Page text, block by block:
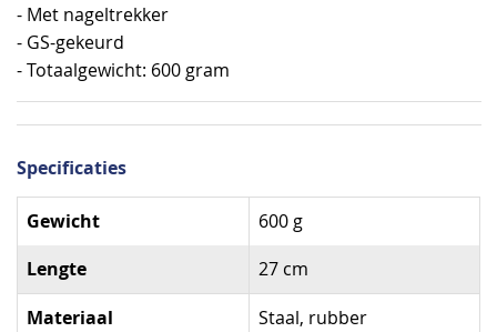
- Met nageltrekker
- GS-gekeurd
- Totaalgewicht: 600 gram
Specificaties
Specificaties
Gewicht 600 g
Lengte 27 cm
Materiaal Staal, rubber